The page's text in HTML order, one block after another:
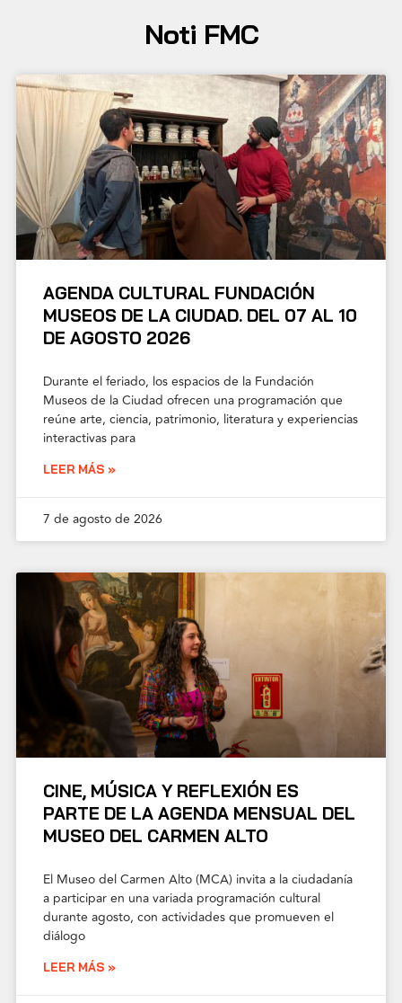
Noti FMC
AGENDA CULTURAL FUNDACIÓN
MUSEOS DE LA CIUDAD. DEL 07 AL 10
DE AGOSTO 2026
Durante el feriado, los espacios de la Fundación
Museos de la Ciudad ofrecen una programación que
reúne arte, ciencia, patrimonio, literatura y experiencias
interactivas para
LEER MÁS »
7 de agosto de 2026
CINE, MÚSICA Y REFLEXIÓN ES
PARTE DE LA AGENDA MENSUAL DEL
MUSEO DEL CARMEN ALTO
El Museo del Carmen Alto (MCA) invita a la ciudadanía
a participar en una variada programación cultural
durante agosto, con actividades que promueven el
diálogo
LEER MÁS »